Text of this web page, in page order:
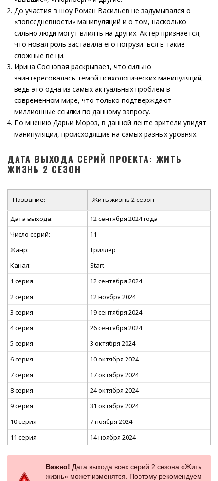
До участия в шоу Роман Васильев не задумывался о
«повседневности» манипуляций и о том, насколько
сильно люди могут влиять на других. Актер признается,
что новая роль заставила его погрузиться в такие
сложные вещи.
Ирина Сосновая раскрывает, что сильно
заинтересовалась темой психологических манипуляций,
ведь это одна из самых актуальных проблем в
современном мире, что только подтверждают
миллионные ссылки по данному запросу.
По мнению Дарьи Мороз, в данной ленте зрители увидят
манипуляции, происходящие на самых разных уровнях.
ДАТА ВЫХОДА СЕРИЙ ПРОЕКТА: ЖИТЬ
ЖИЗНЬ 2 СЕЗОН
Название: Жить жизнь 2 сезон
Дата выхода:
12 сентября 2024 года
Число серий:
11
Жанр:
Триллер
Канал:
Start
1 серия
12 сентября 2024
2 серия
12 ноября 2024
3 серия
19 сентября 2024
4 серия
26 сентября 2024
5 серия
3 октября 2024
6 серия
10 октября 2024
7 серия
17 октября 2024
8 серия
24 октября 2024
9 серия
31 октября 2024
10 серия
7 ноября 2024
11 серия
14 ноября 2024
Важно! Дата выхода всех серий 2 сезона «Жить
жизнь» может изменятся. Поэтому рекомендуем